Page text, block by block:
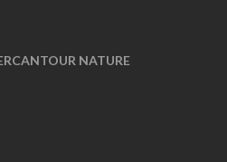
NATURE